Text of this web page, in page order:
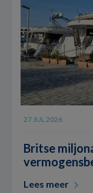
27 JUL 2026
Britse
Lees meer